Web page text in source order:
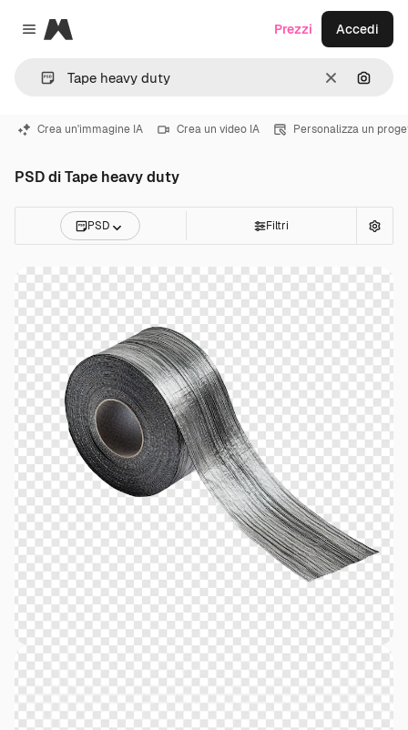
Close menu
Magnific
CancellaCerca
Prezzi Accedi
Crea un'immagine IA Crea un video IA Personalizza un
PSD di Tape heavy duty
PSD Filtri